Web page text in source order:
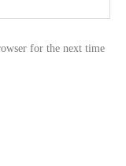
for the next time